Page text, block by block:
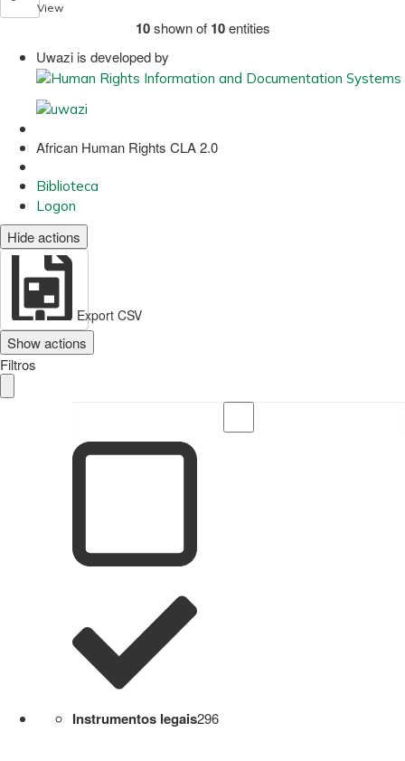
View
10 shown of 10 entities
Uwazi is developed by
African Human Rights CLA 2.0
Biblioteca
Logon
Hide actions
Export CSV
Show actions
Filtros
Instrumentos legais296